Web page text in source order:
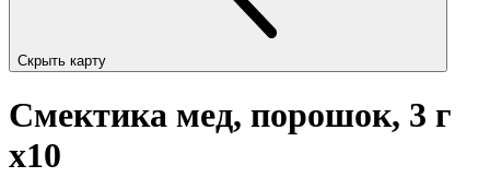
Скрыть карту
Смектика мед, порошок, 3 г
x10